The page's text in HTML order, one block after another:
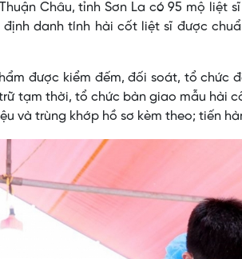
Châu, tỉnh Sơn La có 95 mộ liệt
định danh tính hài cốt liệt sĩ được
được kiểm đếm, đối soát, tổ chức
tạm thời, tổ chức bàn giao mẫu hài
và trùng khớp hồ sơ kèm theo; tiến